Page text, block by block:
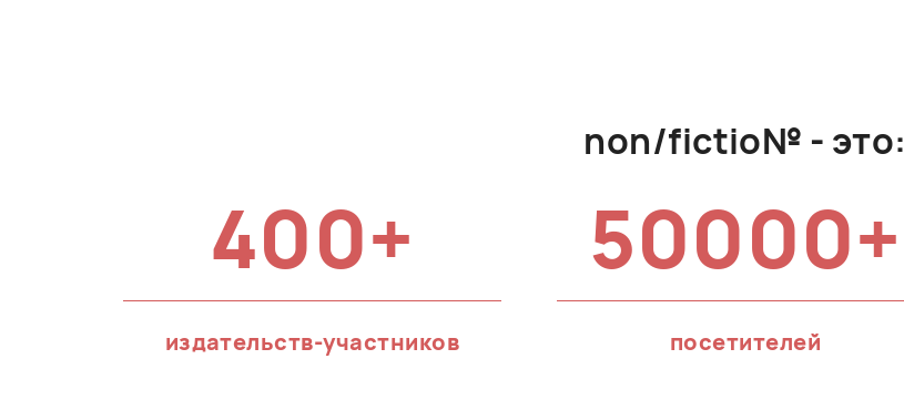
non/fictio№ - это:
400+
издательств-участников
50000+
посетителей